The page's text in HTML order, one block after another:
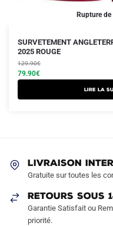
Rupture
SURVETEMENT
2025 ROUGE
129.90€
Le
prix
initial
était :
79.90€
Le
prix
actuel
est :
Lire la
LIVRAISON
Gratuite sur toutes les
RETOURS SOUS
Garantie Satisfait ou
priorité.